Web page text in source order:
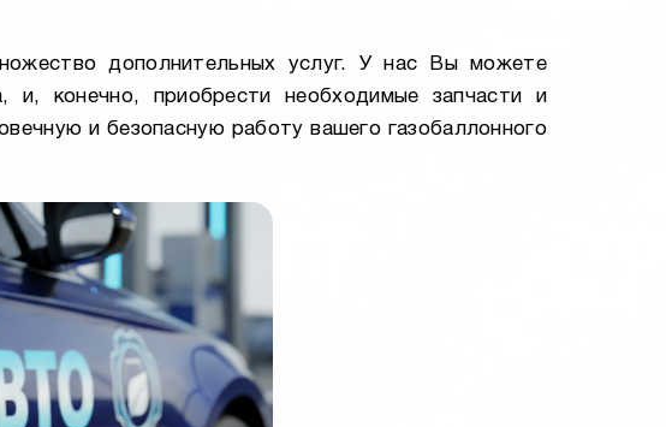
дополнительных услуг. У нас Вы можете
и, конечно, приобрести необходимые запчасти и
и безопасную работу вашего газобаллонного